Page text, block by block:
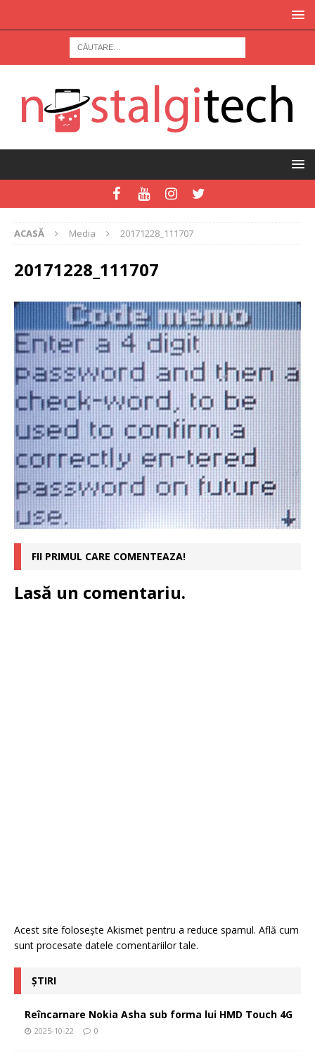
ACASĂ Media 20171228_111707
20171228_111707
FII PRIMUL CARE COMENTEAZA!
Lasă un comentariu.
Acest site folosește Akismet pentru a reduce spamul. Află cum
sunt procesate datele comentariilor tale.
ȘTIRI
Reîncarnare Nokia Asha sub forma lui HMD Touch 4G
2025-10-22 0